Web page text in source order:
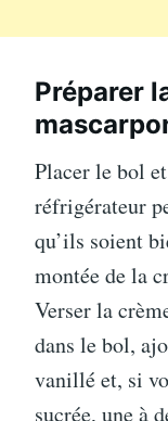
Préparer
Placer le bol
réfrigérateur
qu’ils soient
montée de la
Verser la
dans le bol,
vanillé et, si
sucrée, une à